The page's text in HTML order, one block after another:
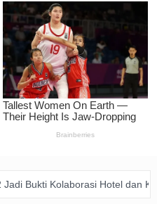
Hotel dan Komunitas